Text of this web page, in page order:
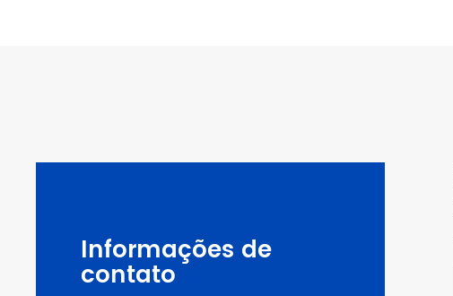
Informações de
contato